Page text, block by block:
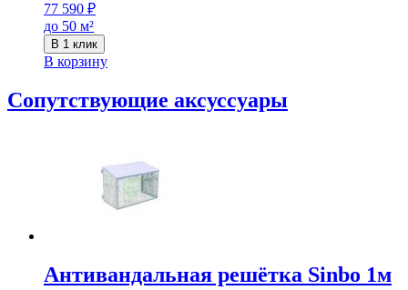
77 590 ₽
до 50 м²
В 1 клик
В корзину
Сопутствующие аксуссуары
Антивандальная решётка Sinbo 1м